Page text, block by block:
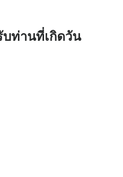
ท่านที่เกิดวัน